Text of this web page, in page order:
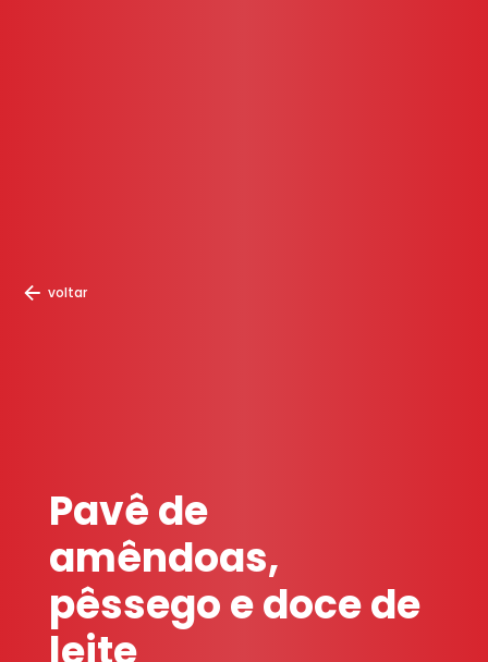
voltar
Pavê de
amêndoas,
pêssego e doce de